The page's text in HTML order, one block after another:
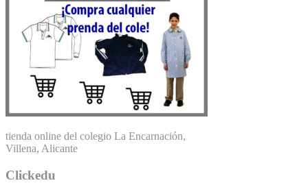
tienda online del colegio La Encarnación,
Villena, Alicante
Clickedu